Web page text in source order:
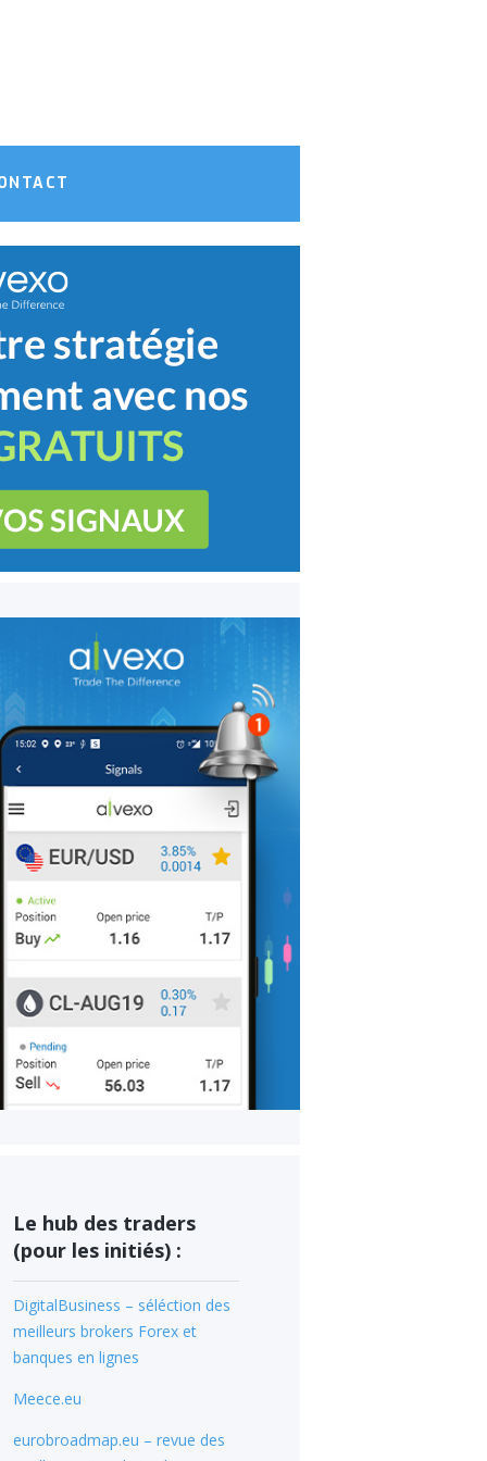
Le hub des traders
(pour les initiés) :
DigitalBusiness – séléction des
meilleurs brokers Forex et
banques en lignes
Meece.eu
eurobroadmap.eu – revue des